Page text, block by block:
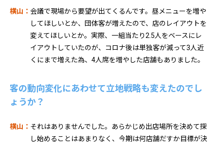
横山： 会議で現場から要望が出てくるんです。昼メニューを増や
してほしいとか、団体客が増えたので、店のレイアウトを
変えてほしいとか。実際、一組当たり2.5人をベースにレ
イアウトしていたのが、コロナ後は単独客が減って3人近
くにまで増えた為、4人席を増やした店舗もありました。
客の動向変化にあわせて立地戦略も変えたのでし
ょうか？
横山： それはありませんでした。あらかじめ出店場所を決めて探
し始めることはあまりなく、今期は何店舗だすか目標が決